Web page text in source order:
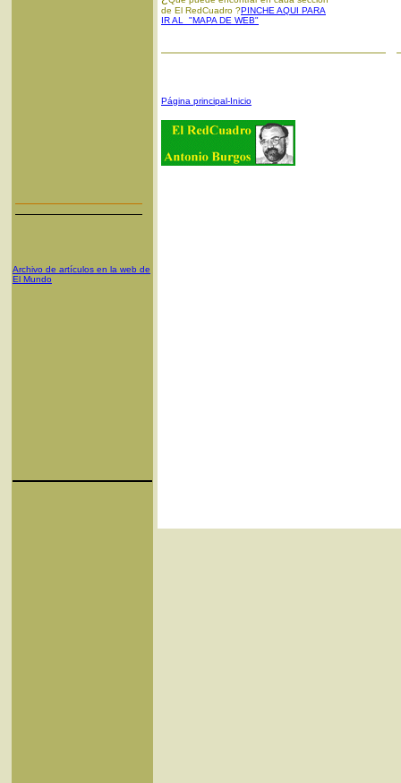
Archivo de artículos en la web de
El Mundo
de El RedCuadro ?PINCHE AQUI PARA
IR AL "MAPA DE WEB"
Página principal-Inicio